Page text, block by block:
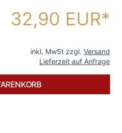
32,90 EUR
inkl. MwSt zzgl. Versand
Lieferzeit auf Anfrage